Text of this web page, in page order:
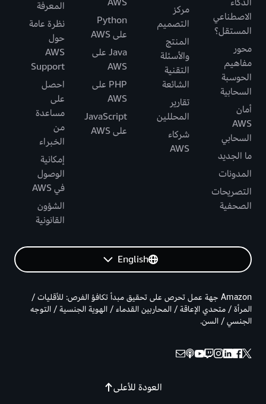
الاصطناعي
المستقل؟
محور
مفاهيم
الحوسبة
السحابية
أمان
AWS
السحابي
ما الجديد
المدونات
التصريحات
الصحفية
مركز
التصميم
المنتج
والأسئلة
التقنية
الشائعة
تقارير
المحللين
شركاء
AWS
Python
على AWS
Java على
AWS
PHP على
AWS
JavaScript
على AWS
المعرفة
نظرة عامة
حول
AWS
Support
احصل
على
مساعدة
من
الخبراء
إمكانية
الوصول
في AWS
الشؤون
القانونية
English
العودة للأعلى
Amazon جهة عمل تحرص على تحقيق مبدأ تكافؤ الفرص: للأقليات /
المرأة / متحدي الإعاقة / المحاربين القدماء / الهوية الجنسية / التوجه
الجنسي / السن.